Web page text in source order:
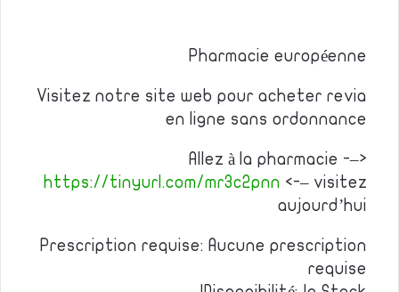
Pharmacie européenne
Visitez notre site web pour acheter revia
en ligne sans ordonnance
Allez à la pharmacie -–>
https://tinyurl.com/mr3c2pnn <-– visitez
aujourd’hui
Prescription requise: Aucune prescription
requise